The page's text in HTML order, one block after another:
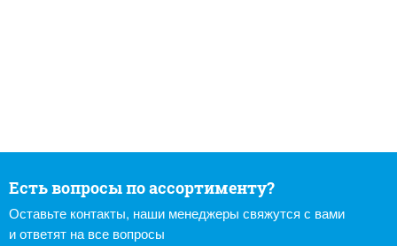
Есть вопросы по ассортименту?
Оставьте контакты, наши менеджеры свяжутся с вами
и ответят на все вопросы